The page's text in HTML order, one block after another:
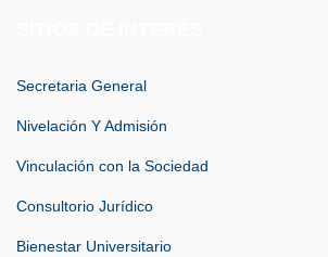
Secretaria General
Nivelación Y Admisión
Vinculación con la Sociedad
Consultorio Jurídico
Bienestar Universitario